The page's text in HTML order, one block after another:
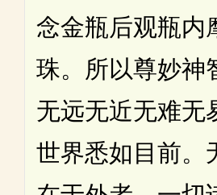
念金瓶后观瓶内
珠。所以尊妙神
无远无近无难无
世界悉如目前。